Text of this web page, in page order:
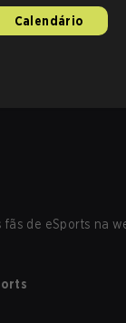
Calendário
fãs de eSports na